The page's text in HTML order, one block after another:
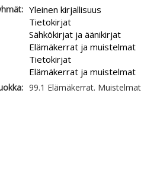
Yleinen kirjallisuus
Tietokirjat
Sähkökirjat ja äänikirjat
Elämäkerrat ja muistelmat
Tietokirjat
Elämäkerrat ja muistelmat
99.1 Elämäkerrat. Muistelmat